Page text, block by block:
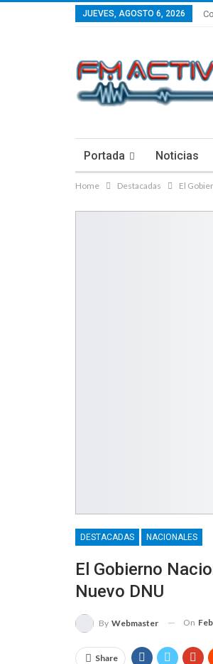
JUEVES, AGOSTO 6, 2026
Portada Noticias
Home Destacadas El
DESTACADAS NACIONALES
El Gobierno
Nuevo DNU
By Webmaster On
Share